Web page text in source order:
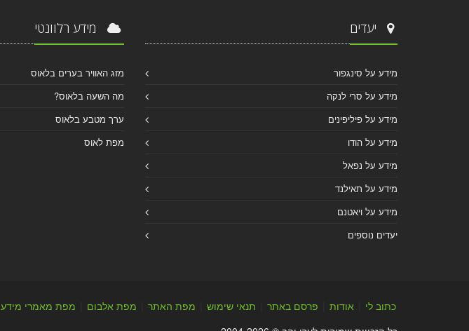
יעדים
מידע על סינגפור
מידע על סרי לנקה
מידע על פיליפינים
מידע על הודו
מידע על נפאל
מידע על תאילנד
מידע על ויאטנם
יעדים נוספים
מידע רלוונטי
מזג האוויר בערים בלאוס
מה השעה בלאוס?
ערך מטבע בלאוס
מפת לאוס
כתוב לי אודות פרסם באתר תנאי שימוש מפת האתר מפת אלבום
מפת מאמרי מידע